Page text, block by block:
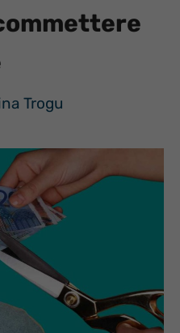
Trogu